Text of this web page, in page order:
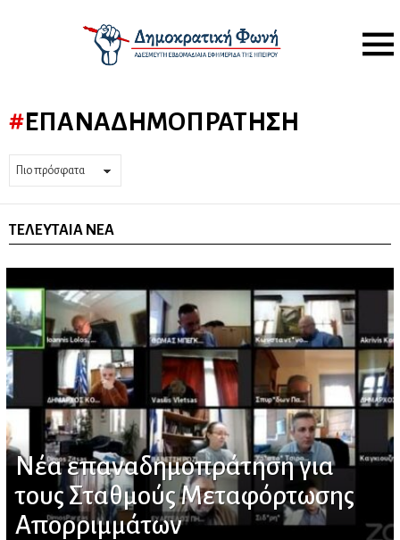
Menu
ΕΠΑΝΑΔΗΜΟΠΡΆΤΗΣΗ
ΤΕΛΕΥΤΑΊΑ ΝΈΑ
Νέα επαναδημοπράτηση για
τους Σταθμούς Μεταφόρτωσης
Απορριμμάτων